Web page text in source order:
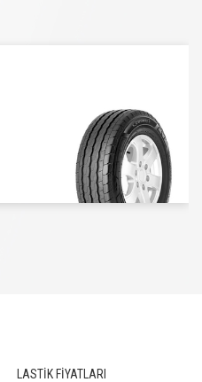
LASTİK FİYATLARI